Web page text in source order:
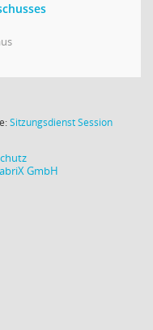
SitzungsdienstSession(Wird in
GmbH